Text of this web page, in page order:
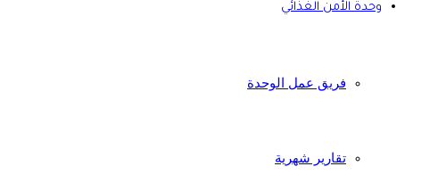
وحدة الأمن الغذائي
فريق عمل الوحدة
تقارير شهرية